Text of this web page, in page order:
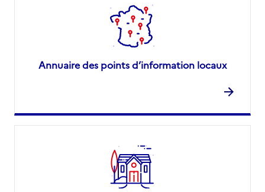
Annuaire des points d’information locaux